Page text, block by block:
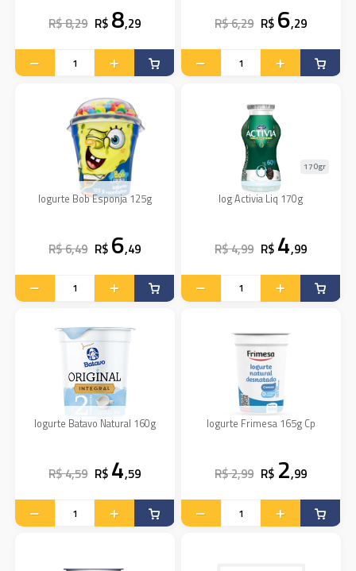
R$ 8,29 R$ 8,29 R$ 6,29 R$ 6,29
Iogurte Bob Esponja 125g
R$ 6,49 R$ 6,49
Iog Activia Liq 170g
170gr
R$ 4,99 R$ 4,99
Iogurte Batavo Natural 160g
R$ 4,59 R$ 4,59
Iogurte Frimesa 165g Cp
R$ 2,99 R$ 2,99